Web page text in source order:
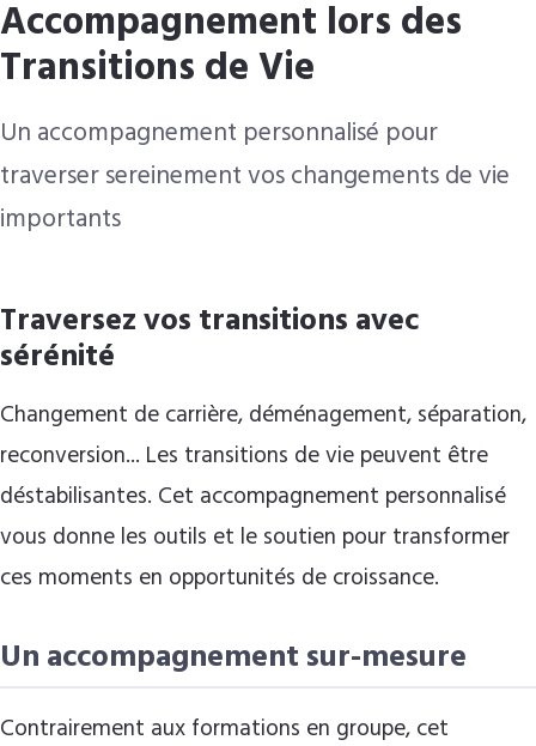
Accompagnement lors des
Transitions de Vie
Un accompagnement personnalisé pour
traverser sereinement vos changements de vie
importants
Traversez vos transitions avec
sérénité
Changement de carrière, déménagement, séparation,
reconversion... Les transitions de vie peuvent être
déstabilisantes. Cet accompagnement personnalisé
vous donne les outils et le soutien pour transformer
ces moments en opportunités de croissance.
Un accompagnement sur-mesure
Contrairement aux formations en groupe, cet